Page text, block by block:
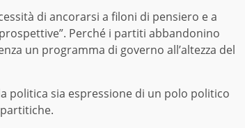
di ancorarsi a filoni di pensiero e a
Perché i partiti abbandonino
un programma di governo all’altezza del
politica sia espressione di un polo politico